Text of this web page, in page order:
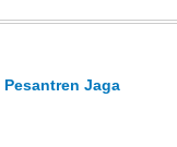
Jaga